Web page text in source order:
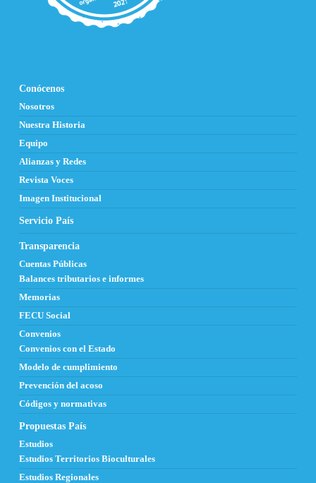
Conócenos
Nosotros
Nuestra Historia
Equipo
Alianzas y Redes
Revista Voces
Imagen Institucional
Servicio País
Transparencia
Cuentas Públicas
Balances tributarios e informes
Memorias
FECU Social
Convenios
Convenios con el Estado
Modelo de cumplimiento
Prevención del acoso
Códigos y normativas
Propuestas País
Estudios
Estudios Territorios Bioculturales
Estudios Regionales